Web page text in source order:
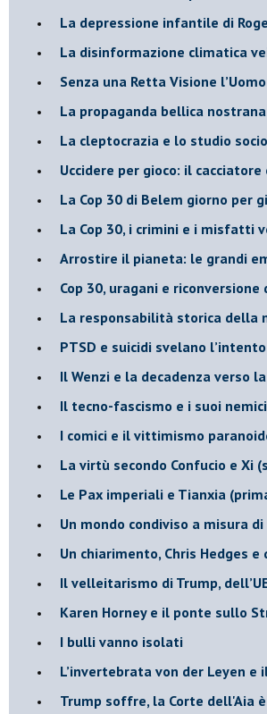
​La depressione infantile di
​La disinformazione climatica
Senza una Retta Visione
​La propaganda bellica
​La cleptocrazia e lo studio
​Uccidere per gioco: il
​La Cop 30 di Belem giorno per
La Cop 30, i crimini e i misfatti
Arrostire il pianeta: le grandi
​Cop 30, uragani e
La responsabilità storica della
PTSD e suicidi svelano
Il Wenzi e la decadenza verso
​Il tecno-fascismo e i suoi
​I comici e il vittimismo
​La virtù secondo Confucio e Xi
Le Pax imperiali e Tianxia
Un mondo condiviso a misura
​Un chiarimento, Chris Hedges e
Il velleitarismo di Trump,
​Karen Horney e il ponte sullo
​I bulli vanno isolati
L’invertebrata von der Leyen e
Trump soffre, la Corte dell'Aia